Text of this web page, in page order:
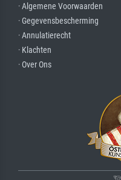
· Algemene Voorwaarden
· Gegevensbescherming
· Annulatierecht
· Klachten
· Over Ons